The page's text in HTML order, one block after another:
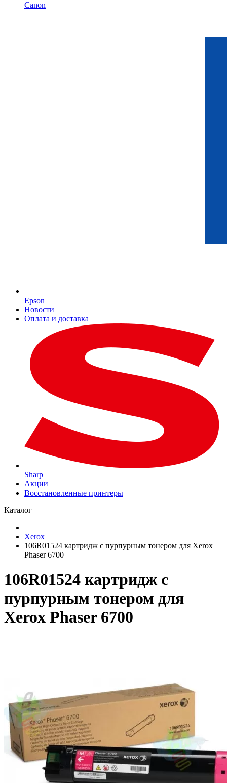
Canon
Epson
Новости
Оплата и доставка
Sharp
Акции
Восстановленные принтеры
Каталог
Xerox
106R01524 картридж с пурпурным тонером для Xerox
Phaser 6700
106R01524 картридж с
пурпурным тонером для
Xerox Phaser 6700